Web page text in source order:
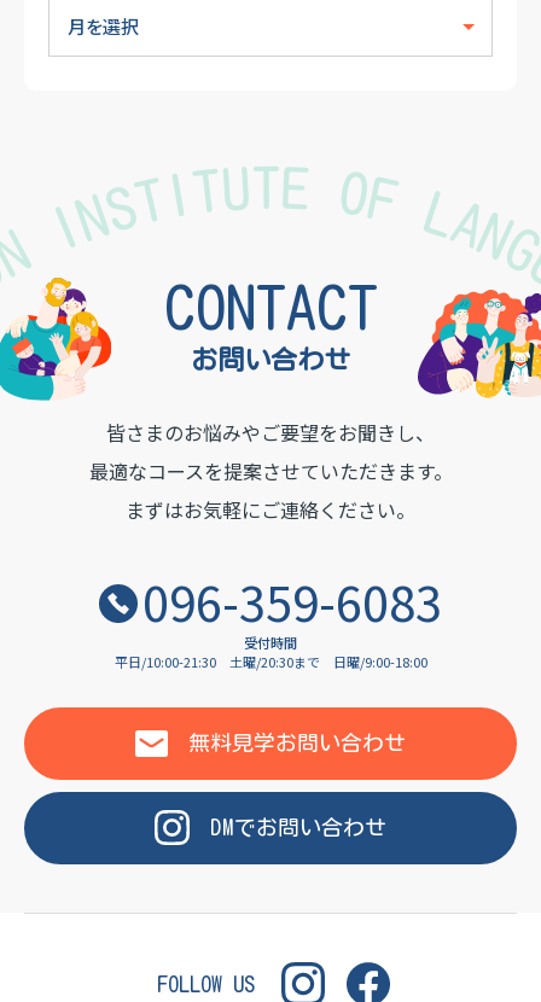
INSTITUTE OF
お問い合わせ
CONTACT
皆さまのお悩みやご要望をお聞きし、
最適なコースを提案させていただきます。
まずはお気軽にご連絡ください。
096-359-6083
受付時間
平日/10:00-21:30
土曜/20:30まで 日曜/9:00-18:00
無料見学お問い合わせ
DMでお問い合わせ
FOLLOW US